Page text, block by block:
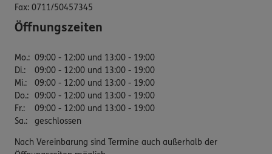
Fax: 0711/50457345
Öffnungszeiten
Mo.: 09:00 - 12:00 und 13:00 - 19:00
Di.:
09:00 - 12:00 und 13:00 - 19:00
Mi.:
09:00 - 12:00 und 13:00 - 19:00
Do.: 09:00 - 12:00 und 13:00 - 19:00
Fr.:
09:00 - 12:00 und 13:00 - 19:00
Sa.: geschlossen
Nach Vereinbarung sind Termine auch außerhalb der